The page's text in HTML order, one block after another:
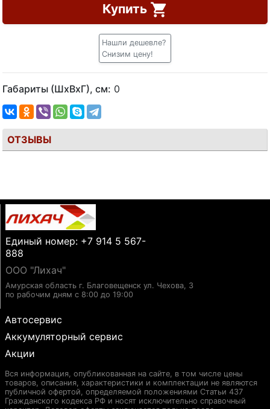
Купить
Нашли дешевле?
Снизим цену!
Габариты (ШхВхГ), см: 0
ОТЗЫВЫ
Единый номер: +7 914 5 567-
888
ООО "Лихач"
Амурская область г. Благовещенск ул. Чехова, 3
по рабочим дням с 8:00 до 19:00
Автосервис
Аккумуляторный сервис
Акции
Вся информация, опубликованная на сайте, в том числе цены
товаров, описания, характеристики и комплектации не являются
публичной офертой, определяемой положениями Статьи 437
Гражданского кодекса РФ и носят исключительно справочный